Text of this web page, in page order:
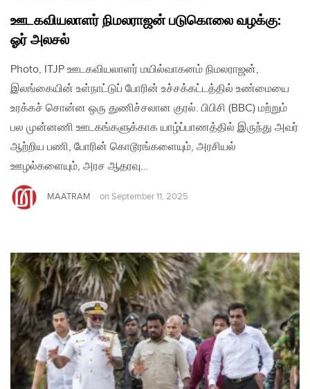
ஊடகவியலாளர் நிமலராஜன் படுகொலை வழக்கு:
ஓர் அலசல்
Photo, ITJP ஊடகவியலாளர் மயில்வாகனம் நிமலராஜன்,
இலங்கையின் உள்நாட்டுப் போரின் உச்சக்கட்டத்தில் உண்மையை
உரக்கச் சொன்ன ஒரு துணிச்சலான குரல். பிபிசி (BBC) மற்றும்
பல முன்னணி ஊடகங்களுக்காக யாழ்ப்பாணத்தில் இருந்து அவர்
ஆற்றிய பணி, போரின் கொடூரங்களையும், அரசியல்
ஊழல்களையும், அரச ஆதரவு…
MAATRAM on September 11, 2025